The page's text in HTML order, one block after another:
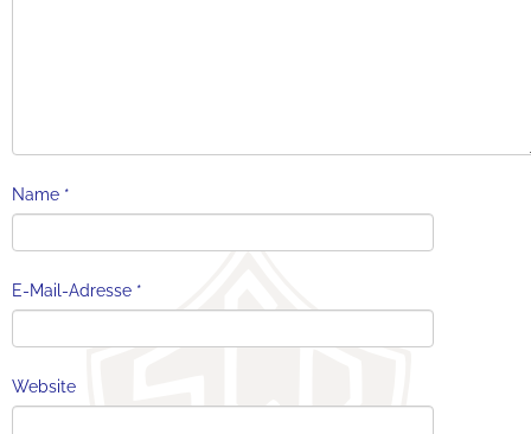
Name *
E-Mail-Adresse *
Website